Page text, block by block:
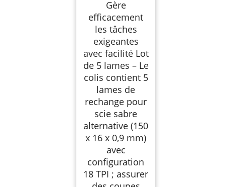
Gère
efficacement
les tâches
exigeantes
avec facilité Lot
de 5 lames – Le
colis contient 5
lames de
rechange pour
scie sabre
alternative (150
x 16 x 0,9 mm)
avec
configuration
18 TPI ; assurer